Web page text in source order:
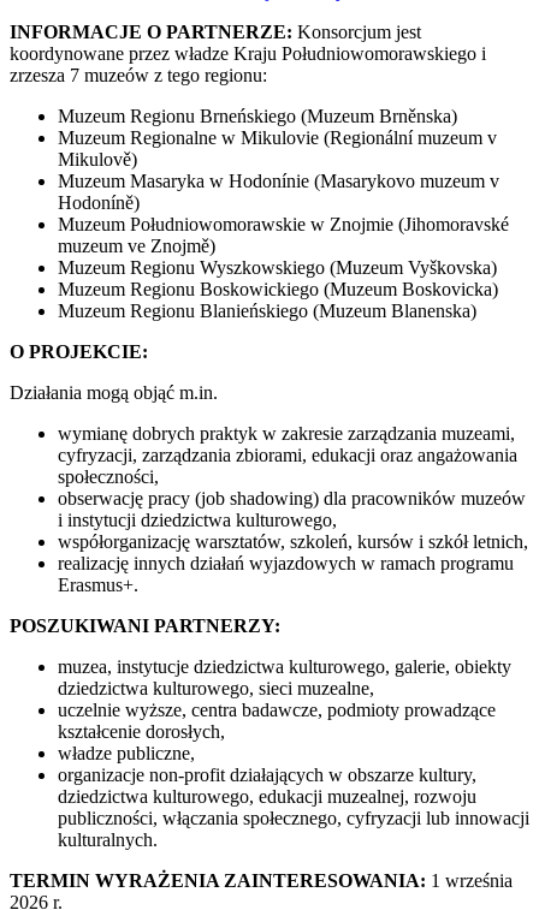
INFORMACJE O PARTNERZE: Konsorcjum jest
koordynowane przez władze Kraju Południowomorawskiego i
zrzesza 7 muzeów z tego regionu:
Muzeum Regionu Brneńskiego (Muzeum Brněnska)
Muzeum Regionalne w Mikulovie (Regionální muzeum v
Mikulově)
Muzeum Masaryka w Hodonínie (Masarykovo muzeum v
Hodoníně)
Muzeum Południowomorawskie w Znojmie (Jihomoravské
muzeum ve Znojmě)
Muzeum Regionu Wyszkowskiego (Muzeum Vyškovska)
Muzeum Regionu Boskowickiego (Muzeum Boskovicka)
Muzeum Regionu Blanieńskiego (Muzeum Blanenska)
O PROJEKCIE:
Działania mogą objąć m.in.
wymianę dobrych praktyk w zakresie zarządzania muzeami,
cyfryzacji, zarządzania zbiorami, edukacji oraz angażowania
społeczności,
obserwację pracy (job shadowing) dla pracowników muzeów
i instytucji dziedzictwa kulturowego,
współorganizację warsztatów, szkoleń, kursów i szkół letnich,
realizację innych działań wyjazdowych w ramach programu
Erasmus+.
POSZUKIWANI PARTNERZY:
muzea, instytucje dziedzictwa kulturowego, galerie, obiekty
dziedzictwa kulturowego, sieci muzealne,
uczelnie wyższe, centra badawcze, podmioty prowadzące
kształcenie dorosłych,
władze publiczne,
organizacje non-profit działających w obszarze kultury,
dziedzictwa kulturowego, edukacji muzealnej, rozwoju
publiczności, włączania społecznego, cyfryzacji lub innowacji
kulturalnych.
TERMIN WYRAŻENIA ZAINTERESOWANIA: 1 września
2026 r.